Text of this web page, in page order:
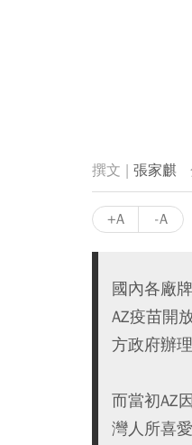
張家麒
+A -A
國內各廠
AZ疫苗開
方政府辦
而當初AZ
灣人所喜